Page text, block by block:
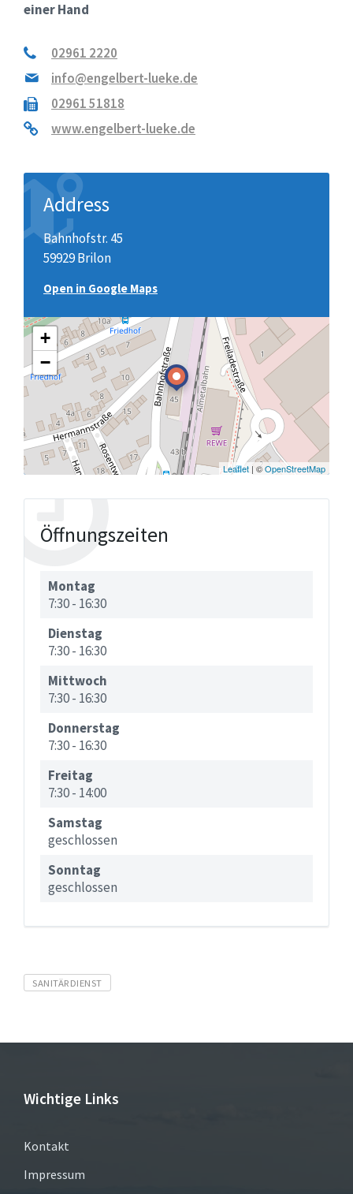
einer Hand
02961 2220
info@engelbert-lueke.de
02961 51818
www.engelbert-lueke.de
Address
Bahnhofstr. 45
59929 Brilon
Open in Google Maps
+
−
Leaflet | ©OpenStreetMap
Öffnungszeiten
Montag
7:30- 16:30
Dienstag
7:30- 16:30
Mittwoch
7:30- 16:30
Donnerstag
7:30- 16:30
Freitag
7:30- 14:00
Samstag
geschlossen
Sonntag
geschlossen
Tags
SANITÄRDIENST
Wichtige Links
Kontakt
Impressum